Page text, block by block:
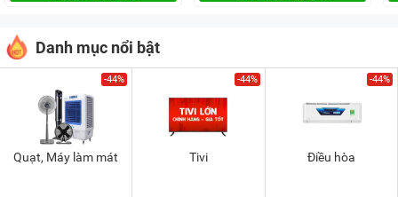
Danh mục nổi bật
-44%
Quạt, Máy làm mát
-44%
Tivi
-44%
Điều hòa